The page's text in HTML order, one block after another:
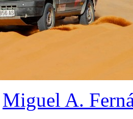
Miguel A.